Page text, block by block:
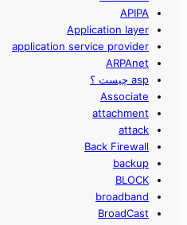
APIPA
Application layer
application service provider
ARPAnet
asp چیست ؟
Associate
attachment
attack
Back Firewall
backup
BLOCK
broadband
BroadCast